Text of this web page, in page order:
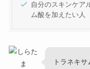
自分のスキンケア
ム酸を加えたい人
トラネキ